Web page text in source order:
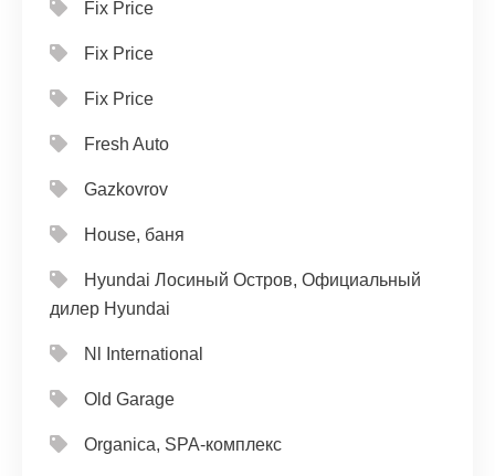
Fix Price
Fix Price
Fix Price
Fresh Auto
Gazkovrov
House, баня
Hyundai Лосиный Остров, Официальный
дилер Hyundai
Nl International
Old Garage
Organica, SPA-комплекс